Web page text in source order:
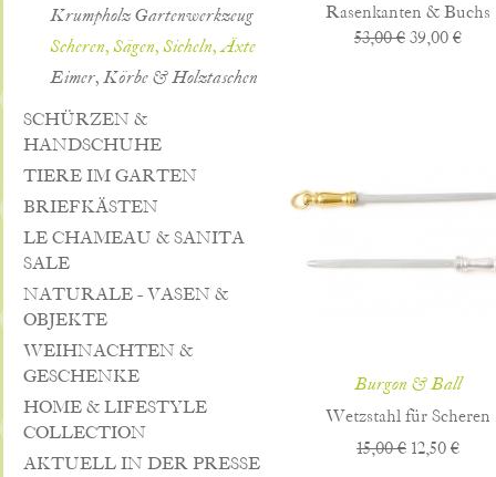
Krumpholz Gartenwerkzeug
Scheren, Sägen, Sicheln, Äxte
Eimer, Körbe & Holztaschen
SCHÜRZEN &
HANDSCHUHE
TIERE IM GARTEN
BRIEFKÄSTEN
LE CHAMEAU & SANITA
SALE
NATURALE - VASEN &
OBJEKTE
WEIHNACHTEN &
GESCHENKE
HOME & LIFESTYLE
COLLECTION
AKTUELL IN DER PRESSE
Rasenkanten & Buchs
53,00 € 39,00 €
Burgon & Ball
Wetzstahl für Scheren
15,00 € 12,50 €